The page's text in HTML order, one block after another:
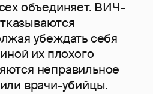
объединяет. ВИЧ-
убеждать себя
их плохого
неправильное
врачи-убийцы.